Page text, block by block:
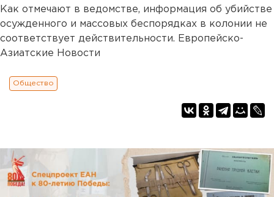
Как отмечают в ведомстве, информация об убийстве
осужденного и массовых беспорядках в колонии не
соответствует действительности. Европейско-
Азиатские Новости
Общество